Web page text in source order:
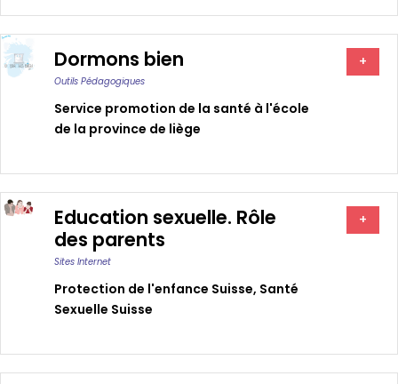
Dormons bien
Outils Pédagogiques
Service promotion de la santé à l'école
de la province de liège
+
Education sexuelle. Rôle
des parents
Sites Internet
Protection de l'enfance Suisse, Santé
Sexuelle Suisse
+